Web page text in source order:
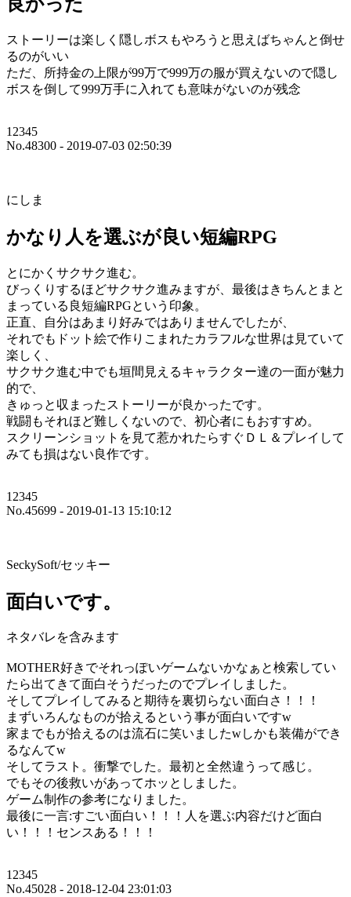
ストーリーは楽しく隠しボスもやろうと思えばちゃんと倒せ
るのがいい
ただ、所持金の上限が99万で999万の服が買えないので隠し
ボスを倒して999万手に入れても意味がないのが残念
12345
No.48300 - 2019-07-03 02:50:39
にしま
かなり人を選ぶが良い短編RPG
とにかくサクサク進む。
びっくりするほどサクサク進みますが、最後はきちんとまと
まっている良短編RPGという印象。
正直、自分はあまり好みではありませんでしたが、
それでもドット絵で作りこまれたカラフルな世界は見ていて
楽しく、
サクサク進む中でも垣間見えるキャラクター達の一面が魅力
的で、
きゅっと収まったストーリーが良かったです。
戦闘もそれほど難しくないので、初心者にもおすすめ。
スクリーンショットを見て惹かれたらすぐＤＬ＆プレイして
みても損はない良作です。
12345
No.45699 - 2019-01-13 15:10:12
SeckySoft/セッキー
面白いです。
ネタバレを含みます
MOTHER好きでそれっぽいゲームないかなぁと検索してい
たら出てきて面白そうだったのでプレイしました。
そしてプレイしてみると期待を裏切らない面白さ！！！
まずいろんなものが拾えるという事が面白いですw
家までもが拾えるのは流石に笑いましたwしかも装備ができ
るなんてw
そしてラスト。衝撃でした。最初と全然違うって感じ。
でもその後救いがあってホッとしました。
ゲーム制作の参考になりました。
最後に一言:すごい面白い！！！人を選ぶ内容だけど面白
い！！！センスある！！！
12345
No.45028 - 2018-12-04 23:01:03